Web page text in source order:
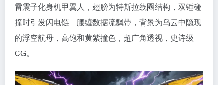
雷震子化身机甲翼人，翅膀为特斯拉线圈结构，双锤碰
撞时引发闪电链，腰缠数据流飘带，背景为乌云中隐现
的浮空航母，高饱和黄紫撞色，超广角透视，史诗级
CG。